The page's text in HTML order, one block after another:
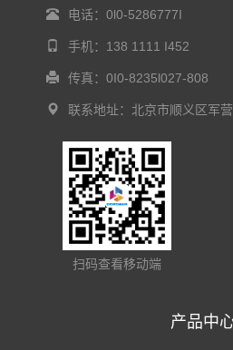
电话：0l0-5286777I
手机：138 1111 I452
传真：0I0-8235l027-808
联系地址：北京市顺义区军
扫码查看移动端
产品中